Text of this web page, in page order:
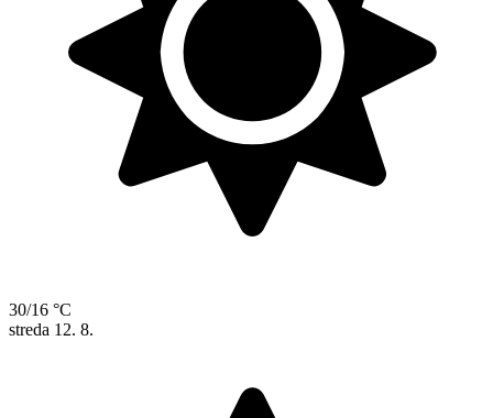
30/16 °C
streda 12. 8.